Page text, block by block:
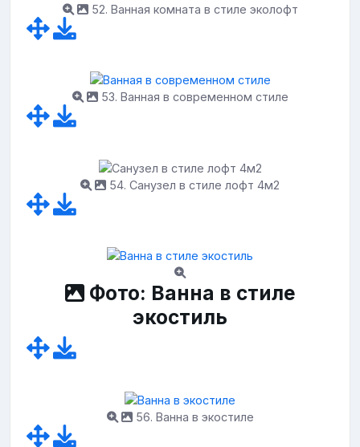
52. Ванная комната в стиле эколофт
53. Ванная в современном стиле
54. Санузел в стиле лофт 4м2
Фото: Ванна в стиле
экостиль
56. Ванна в экостиле